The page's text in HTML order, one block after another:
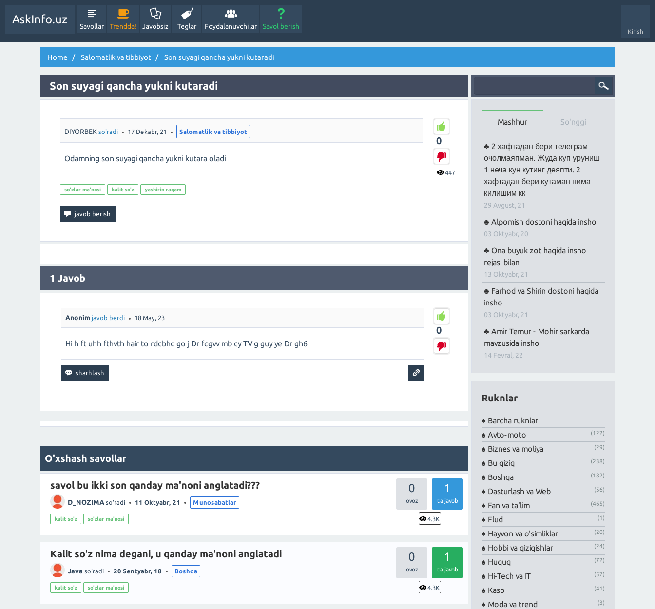
Kirish
AskInfo.uz
Savollar Trendda! Javobsiz Teglar Foydalanuvchilar Savol berish
Home Salomatlik va tibbiyot Son suyagi qancha yukni kutaradi
Son suyagi qancha yukni kutaradi
0
447
DIYORBEK so'radi 17 Dekabr, 21 Salomatlik va tibbiyot
Odamning son suyagi qancha yukni kutara oladi
so'zlar ma'nosi kalit so'z yashirin raqam
1 Javob
0
Anonim javob berdi 18 May, 23
Hi h ft uhh fthvth hair to rdcbhc go j Dr fcgvv mb cy TV g guy ye Dr gh6
O'xshash savollar
0 1
ta javob
4.3K
savol bu ikki son qanday ma'noni anglatadi???
D_NOZIMA so'radi 11 Oktyabr, 21 Munosabatlar
kalit so'z so'zlar ma'nosi
0 1
ta javob
4.3K
Kalit so'z nima degani, u qanday ma'noni anglatadi
Java so'radi 20 Sentyabr, 18 Boshqa
kalit so'z so'zlar ma'nosi
Mashhur So'nggi
2 хафтадан бери телеграм
очолмаяпман. Жуда куп уруниш
1 неча кун кутинг деяпти. 2
хафтадан бери кутаман нима
килишим кк
29 Avgust, 21
Alpomish dostoni haqida insho
03 Oktyabr, 20
Ona buyuk zot haqida insho
rejasi bilan
13 Oktyabr, 21
Farhod va Shirin dostoni haqida
insho
03 Oktyabr, 21
Amir Temur - Mohir sarkarda
mavzusida insho
14 Fevral, 22
Ruknlar
Barcha ruknlar
Avto-moto
(122)
Biznes va moliya (29)
Bu qiziq (238)
Boshqa (182)
Dasturlash va Web (56)
Fan va ta'lim (465)
Flud (1)
Hayvon va o'simliklar (20)
Hobbi va qiziqishlar (24)
Huquq (72)
Hi-Tech va IT (57)
Kasb (41)
Moda va trend (3)